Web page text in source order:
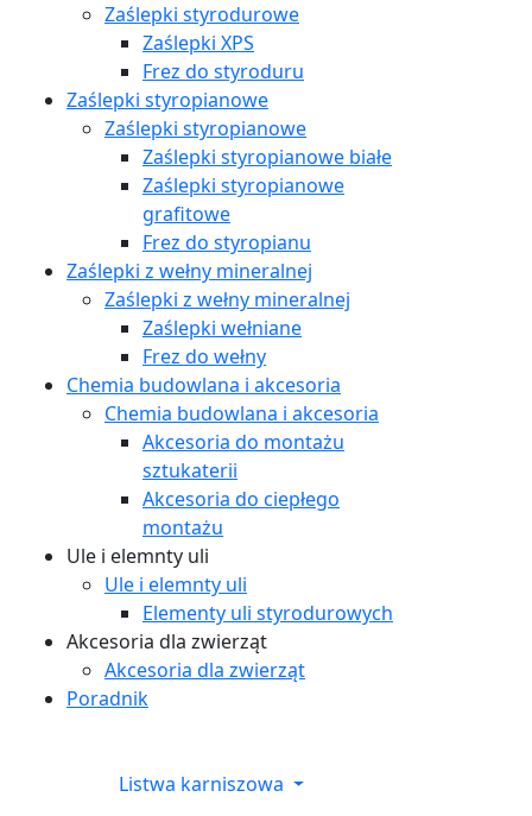
Zaślepki styrodurowe
Zaślepki XPS
Frez do styroduru
Zaślepki styropianowe
Zaślepki styropianowe
Zaślepki styropianowe białe
Zaślepki styropianowe
grafitowe
Frez do styropianu
Zaślepki z wełny mineralnej
Zaślepki z wełny mineralnej
Zaślepki wełniane
Frez do wełny
Chemia budowlana i akcesoria
Chemia budowlana i akcesoria
Akcesoria do montażu
sztukaterii
Akcesoria do ciepłego
montażu
Ule i elemnty uli
Ule i elemnty uli
Elementy uli styrodurowych
Akcesoria dla zwierząt
Akcesoria dla zwierząt
Poradnik
Listwa karniszowa